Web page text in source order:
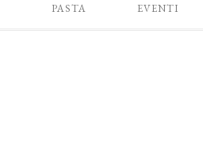
PASTA EVENTI